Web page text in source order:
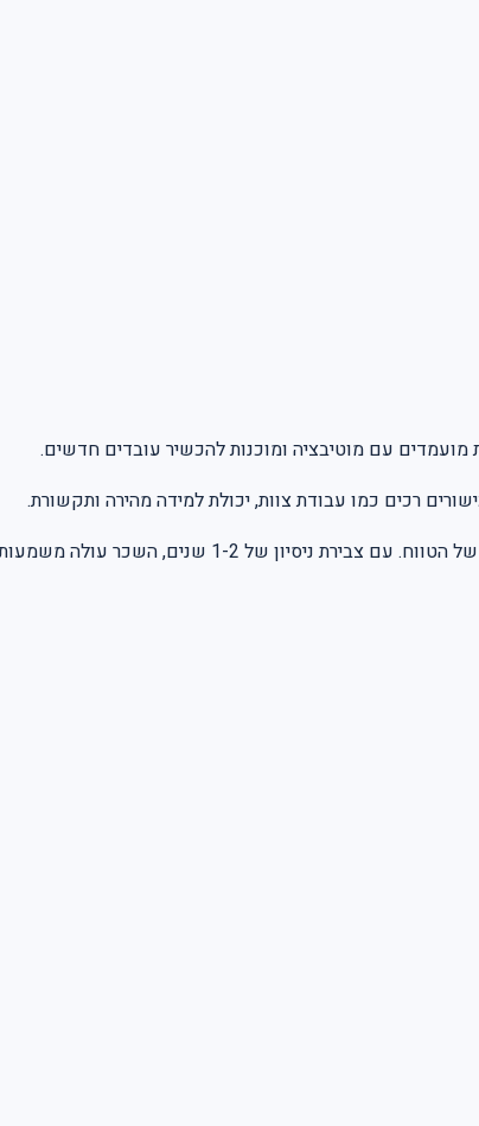
עם מוטיבציה ומוכנות להכשיר עובדים חדשים.
רכים כמו עבודת צוות, יכולת למידה מהירה ותקשורת.
של 1-2 שנים, השכר עולה משמעותית.